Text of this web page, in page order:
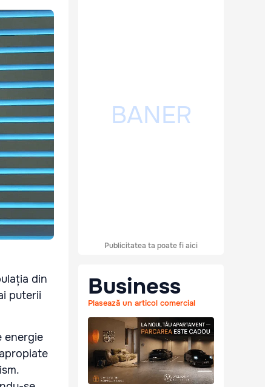
din
puterii
energie
Publicitatea ta poate fi aici
Business
Plasează un articol comercial